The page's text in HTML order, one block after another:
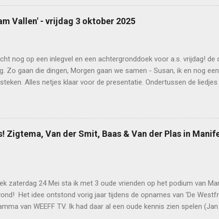
we alvast een tipje van de sluier op, aangevuld met mijn
hier: https://alkenaer.nl/evenement/hurryman-singer-songwriter-
form
Vallen' - vrijdag 3 oktober 2025
nog op een inlegvel en een achtergronddoek voor a.s. vrijdag! de
Zo gaan die dingen, Morgen gaan we samen - Susan, ik en nog
Alles netjes klaar voor de presentatie. Ondertussen de
Zigtema, Van der Smit, Baas & Van der Plas in
zaterdag 24 Mei sta ik met 3 oude vrienden op het podium van
Het idee ontstond vorig jaar tijdens de opnames van 'De
van WEEFF TV. Ik had daar al een oude kennis zien spelen (Jan